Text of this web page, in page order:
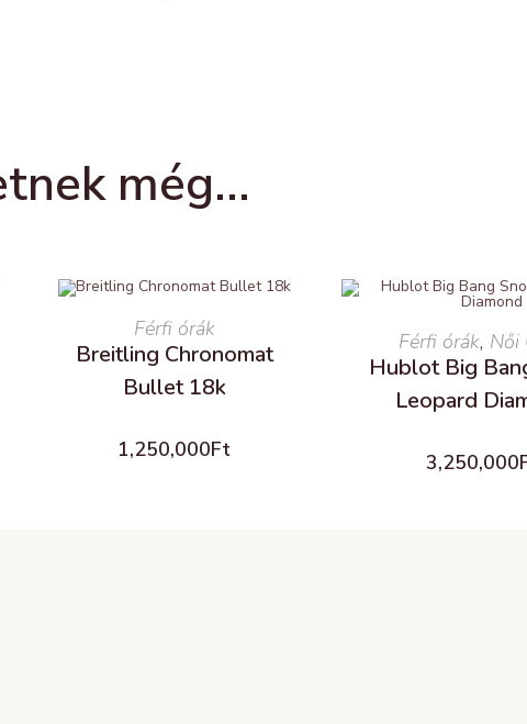
még...
READ MORE
Férfi órák
Breitling Chronomat
Bullet 18k
1,250,000Ft
READ MORE
Férfi órák, Női
Hublot Big
Leopard
3,250,000